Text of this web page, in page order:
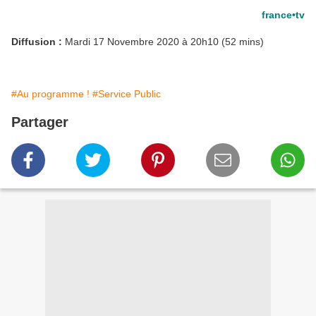
france•tv
Diffusion : Mardi 17 Novembre 2020 à 20h10 (52 mins)
#Au programme ! #Service Public
Partager